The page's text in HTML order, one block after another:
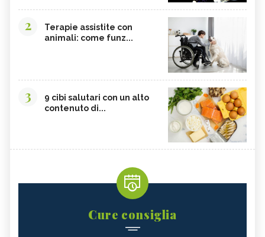
2
Terapie assistite con
animali: come funz...
3
9 cibi salutari con un alto
contenuto di...
Cure consiglia